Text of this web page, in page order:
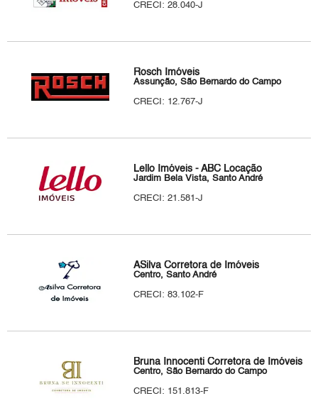
CRECI: 28.040-J
Rosch Imóveis
Assunção, São Bernardo do Campo
CRECI: 12.767-J
Lello Imóveis - ABC Locação
Jardim Bela Vista, Santo André
CRECI: 21.581-J
ASilva Corretora de Imóveis
Centro, Santo André
CRECI: 83.102-F
Bruna Innocenti Corretora de Imóveis
Centro, São Bernardo do Campo
CRECI: 151.813-F